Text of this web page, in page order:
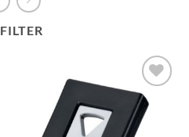
FILTER
Toevoegen
aan
verlanglijst